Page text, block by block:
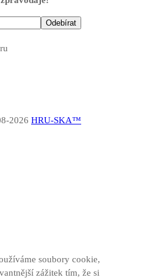
2026 HRU-SKA™
soubory cookie,
zážitek tím, že si